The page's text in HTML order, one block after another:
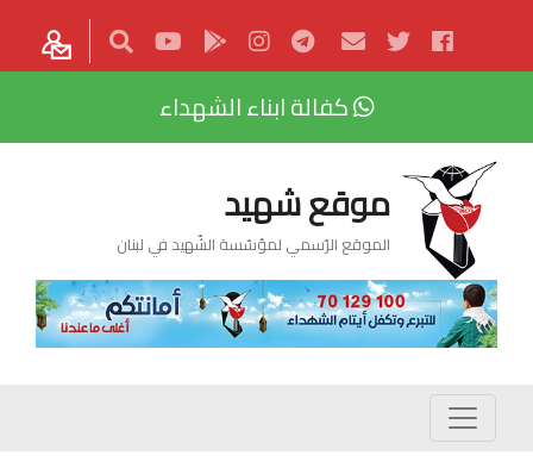
كفالة ابناء الشهداء
موقع شهيد
الموقع الرّسمي لمؤسّسة الشّهيد في لبنان